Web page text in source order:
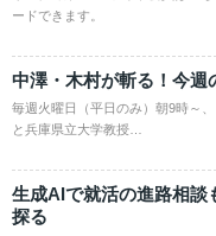
ードできます。
中澤・木村が斬る！今週
毎週火曜日（平日のみ）朝9時～
と兵庫県立大学教授…
生成AIで就活の進路相談
探る